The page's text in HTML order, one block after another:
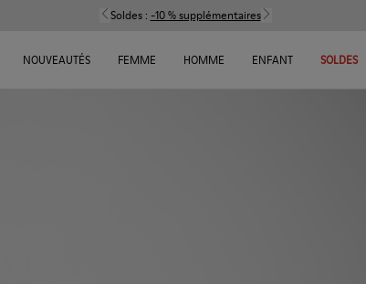
Soldes : -10 % supplémentaires
NOUVEAUTÉS FEMME HOMME ENFANT SOLDES